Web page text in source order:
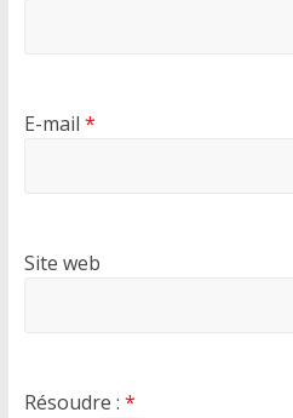
E-mail *
Site web
Résoudre : *